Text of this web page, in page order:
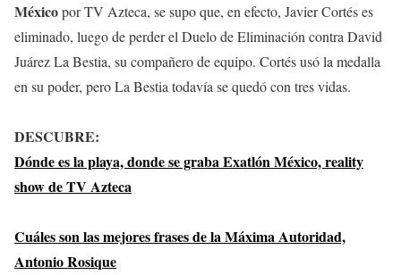
Méxicopor TV Azteca, se supo que, en efecto, Javier Cortés es
eliminado, luego de perder el Duelo de Eliminación contra David
Juárez La Bestia, su compañero de equipo. Cortés usó la medalla
en su poder, pero La Bestia todavía se quedó con tres vidas.
DESCUBRE:
Dónde es la playa, donde se graba Exatlón México, reality
show de TV Azteca
Cuáles son las mejores frases de la Máxima Autoridad,
Antonio Rosique